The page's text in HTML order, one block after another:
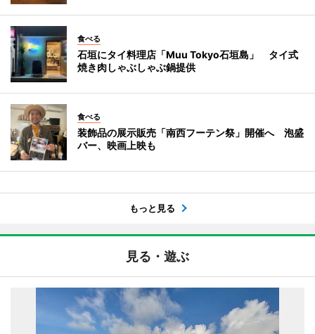
食べる
石垣にタイ料理店「Muu Tokyo石垣島」 タイ式
焼き肉しゃぶしゃぶ鍋提供
食べる
装飾品の展示販売「南西フーテン祭」開催へ 泡盛
バー、映画上映も
もっと見る
見る・遊ぶ